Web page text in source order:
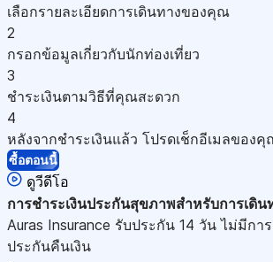
เลือกรายละเอียดการเดินทางของคุณ
2
กรอกข้อมูลเกี่ยวกับนักท่องเที่ยว
3
ชำระเงินตามวิธีที่คุณสะดวก
4
หลังจากชำระเงินแล้ว โปรดเช็กอีเมลของ
ซื้อตอนนี้
ดูวีดีโอ
การชำระเงินประกันสุขภาพสำหรับการเดิน
Auras Insurance รับประกัน 14 วัน ไม่มีกา
ประกันคืนเงิน